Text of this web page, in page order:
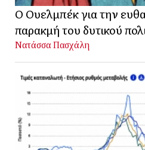
Ο Ουελμπέκ για την
παρακμή του δυτικού
Νατάσσα Πασχάλη